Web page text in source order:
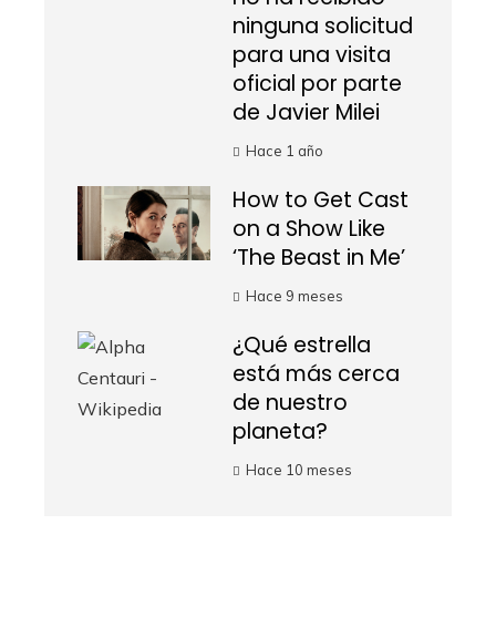
ninguna solicitud
para una visita
oficial por parte
de Javier Milei
Hace 1 año
How to Get Cast
on a Show Like
‘The Beast in Me’
Hace 9 meses
¿Qué estrella
está más cerca
de nuestro
planeta?
Hace 10 meses